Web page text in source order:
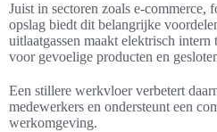
Juist in sectoren zoals e-commerce,
opslag biedt dit belangrijke
uitlaatgassen maakt elektrisch
voor gevoelige producten en
Een stillere werkvloer verbetert
medewerkers en ondersteunt een
werkomgeving.